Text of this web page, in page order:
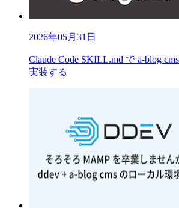
2026年05月31日
Claude Code SKILL.md で a-blog
実装する